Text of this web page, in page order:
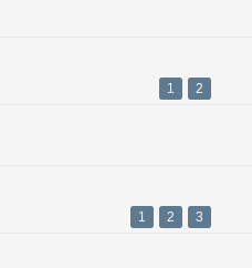
1 2
1 2 3